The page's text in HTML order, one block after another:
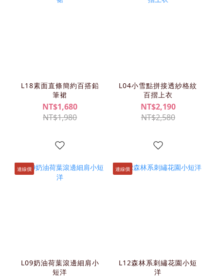
L18素面直條簡約百搭鉛
筆裙
NT$1,680
NT$1,980
L04小雪點拼接透紗格紋
百摺上衣
NT$2,190
NT$2,580
連線價
L09奶油荷葉滾邊細肩小
短洋
連線價
L12森林系刺繡花園小短
洋